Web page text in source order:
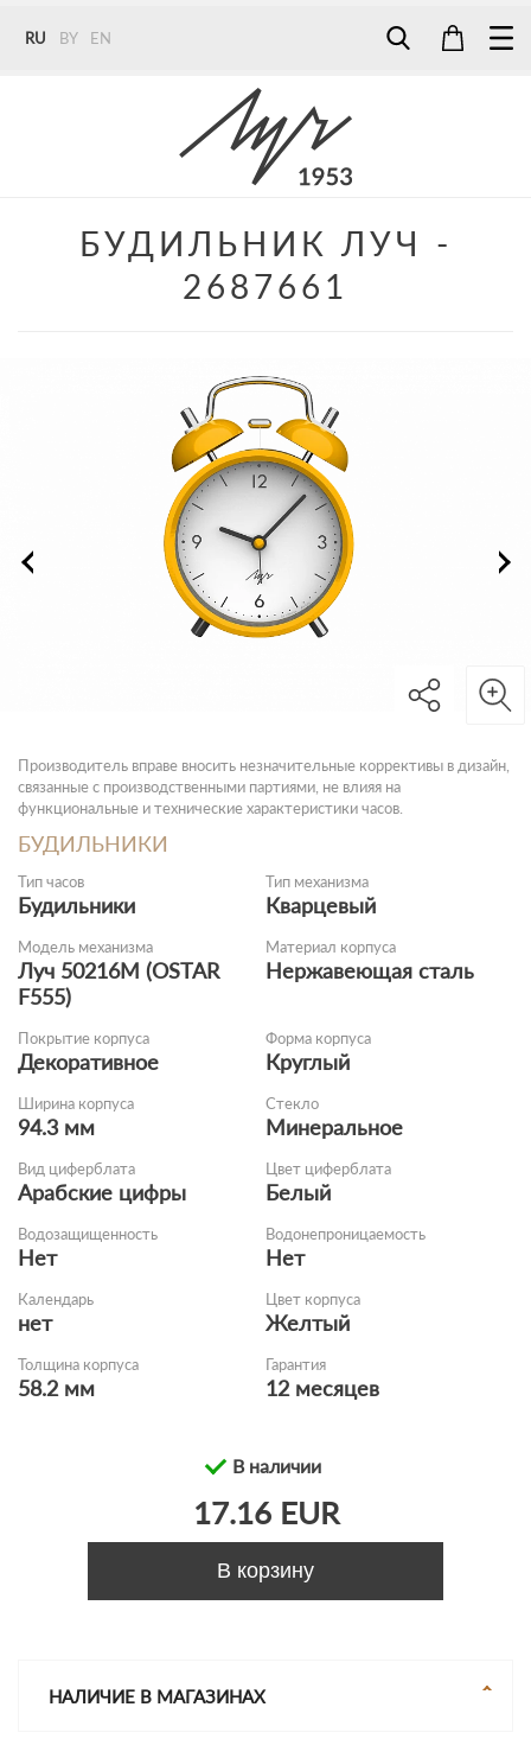
RU BY EN
+375 (29) 272 51 56
БУДИЛЬНИК ЛУЧ -
2687661
Производитель вправе вносить незначительные коррективы в дизайн,
связанные с производственными партиями, не влияя на
функциональные и технические характеристики часов.
БУДИЛЬНИКИ
Тип часов
Будильники
Тип механизма
Кварцевый
Модель механизма
Луч 50216М (OSTAR
F555)
Материал корпуса
Нержавеющая сталь
Покрытие корпуса
Декоративное
Форма корпуса
Круглый
Ширина корпуса
94.3 мм
Стекло
Минеральное
Вид циферблата
Арабские цифры
Цвет циферблата
Белый
Водозащищенность
Нет
Водонепроницаемость
Нет
Календарь
нет
Цвет корпуса
Желтый
Толщина корпуса
58.2 мм
Гарантия
12 месяцев
В наличии
17.16 EUR
В корзину
НАЛИЧИЕ В МАГАЗИНАХ